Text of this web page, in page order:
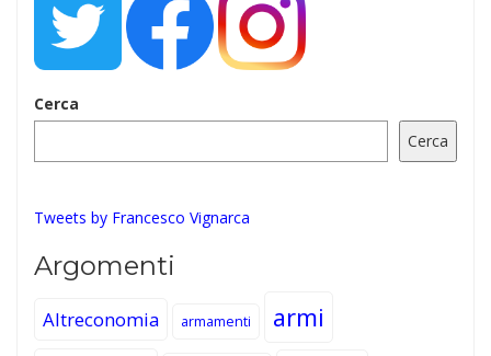
Cerca
Cerca
Tweets by Francesco Vignarca
Argomenti
Altreconomia armamenti armi